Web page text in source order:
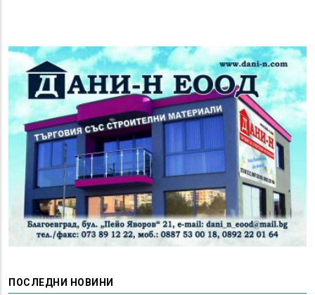
ПОСЛЕДНИ НОВИНИ